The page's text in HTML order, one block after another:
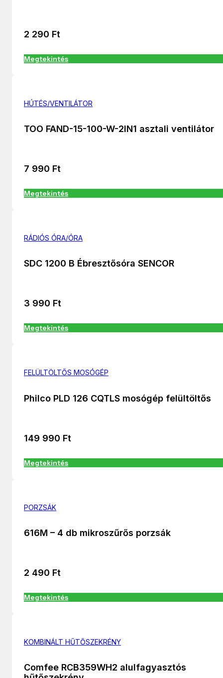
2 290 Ft
Megtekintés
HÚTÉS/VENTILÁTOR
TOO FAND-15-100-W-2IN1 asztali ventilátor
7 990 Ft
Megtekintés
RÁDIÓS ÓRA/ÓRA
SDC 1200 B Ébresztősóra SENCOR
3 990 Ft
Megtekintés
FELÜLTÖLTŐS MOSÓGÉP
Philco PLD 126 CQTLS mosógép felültöltős
149 990 Ft
Megtekintés
PORZSÁK
616M – 4 db mikroszűrős porzsák
2 490 Ft
Megtekintés
KOMBINÁLT HŰTŐSZEKRÉNY
Comfee RCB359WH2 alulfagyasztós